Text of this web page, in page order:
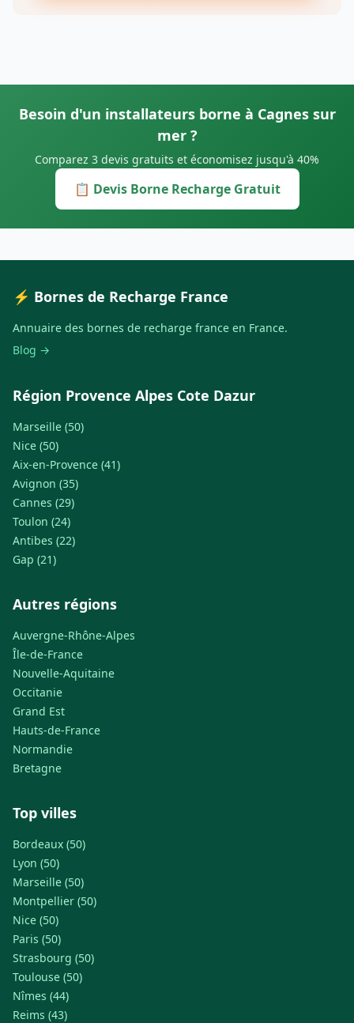
Besoin d'un installateurs borne à Cagnes sur
mer ?
Comparez 3 devis gratuits et économisez jusqu'à 40%
📋 Devis Borne Recharge Gratuit
⚡ Bornes de Recharge France
Annuaire des bornes de recharge france en France.
Blog →
Région Provence Alpes Cote Dazur
Marseille (50)
Nice (50)
Aix-en-Provence (41)
Avignon (35)
Cannes (29)
Toulon (24)
Antibes (22)
Gap (21)
Autres régions
Auvergne-Rhône-Alpes
Île-de-France
Nouvelle-Aquitaine
Occitanie
Grand Est
Hauts-de-France
Normandie
Bretagne
Top villes
Bordeaux (50)
Lyon (50)
Marseille (50)
Montpellier (50)
Nice (50)
Paris (50)
Strasbourg (50)
Toulouse (50)
Nîmes (44)
Reims (43)